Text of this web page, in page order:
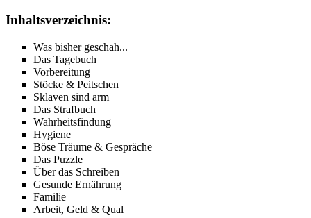
Inhaltsverzeichnis:
Was bisher geschah...
Das Tagebuch
Vorbereitung
Stöcke & Peitschen
Sklaven sind arm
Das Strafbuch
Wahrheitsfindung
Hygiene
Böse Träume & Gespräche
Das Puzzle
Über das Schreiben
Gesunde Ernährung
Familie
Arbeit, Geld & Qual